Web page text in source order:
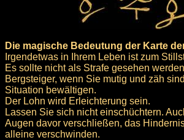
Die magische Bedeutung der Karte
Irgendetwas in Ihrem Leben ist zum
Es sollte nicht als Strafe gesehen
Bergsteiger, wenn Sie mutig und zäh
Situation bewältigen.
Der Lohn wird Erleichterung sein.
Lassen Sie sich nicht einschüchtern.
Augen davor verschließen, das
alleine verschwinden.